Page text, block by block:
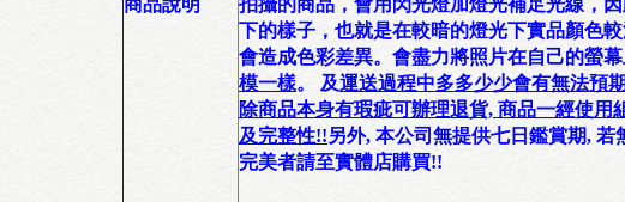
下的樣子，也就是在較暗的燈光下實品顏色
會造成色彩差異。會盡力將照片在自己的螢幕
模一樣。 及運送過程中多多少少會有無法預
除商品本身有瑕疵可辦理退貨, 商品一經使
及完整性!!另外, 本公司無提供七日鑑賞期, 若
完美者請至實體店購買!!